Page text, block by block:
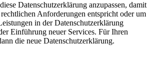
Datenschutzerklärung anzupassen, damit
Anforderungen entspricht oder um
in der Datenschutzerklärung
Einführung neuer Services. Für Ihren
die neue Datenschutzerklärung.